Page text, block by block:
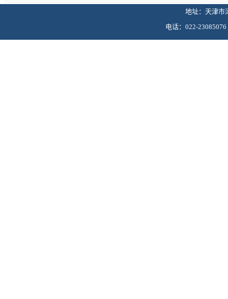
地址：天津市
电话：022-